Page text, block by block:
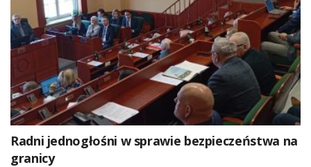
Radni jednogłośni w sprawie bezpieczeństwa na
granicy